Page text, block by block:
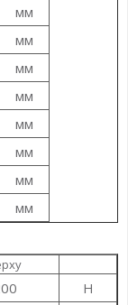
мм
мм
мм
мм
мм
мм
мм
мм
Н